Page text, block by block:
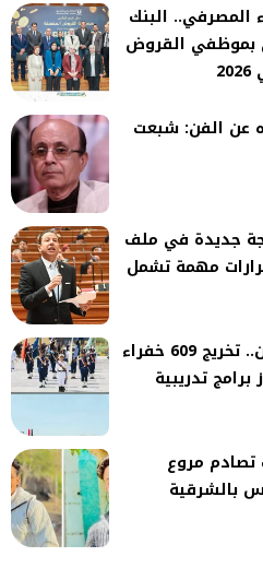
المصرفي.. البنك
بموظفي القروض
عن الفن: شبعت
جديدة في ملف
مهمة تشمل
من التدريب إلى الميدان.. تخريج 609 خفراء
تدريبية
مروع
بالشرقية